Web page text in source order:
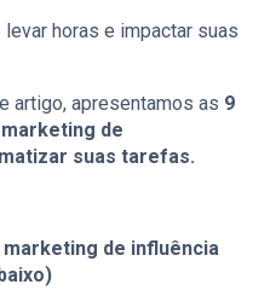
horas e impactar suas
artigo, apresentamos as 9
de
suas tarefas.
de influência